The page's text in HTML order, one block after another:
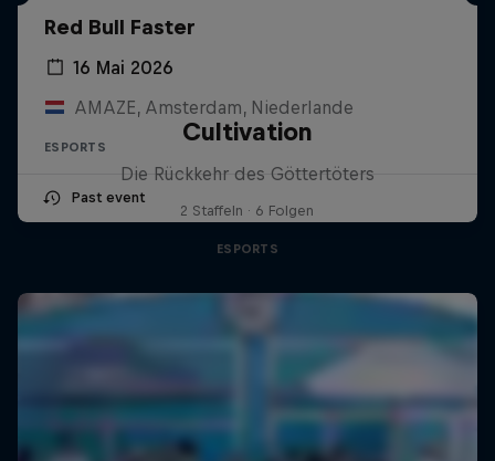
Red Bull Faster
16 Mai 2026
AMAZE, Amsterdam, Niederlande
ESPORTS
Past event
Cultivation
Die Rückkehr des Göttertöters
2 Staffeln · 6 Folgen
ESPORTS